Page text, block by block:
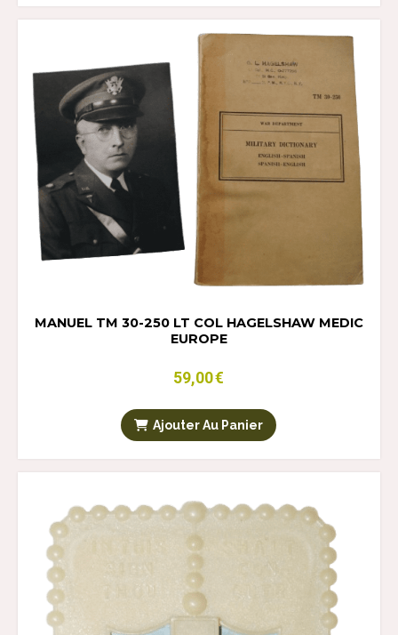
MANUEL TM 30-250 LT COL HAGELSHAW MEDIC
EUROPE
59,00€
Ajouter Au Panier